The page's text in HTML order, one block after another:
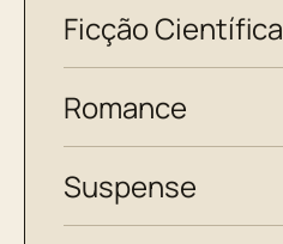
Ficção Científica
Romance
Suspense